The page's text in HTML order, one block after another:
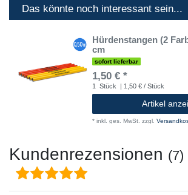
Das könnte noch interessant sein...
Hürdenstangen (2
cm
sofort lieferbar
1,50 € *
1 Stück | 1,50 € / Stück
Artikel
* inkl. ges. MwSt. zzgl.
Kundenrezensionen (7)